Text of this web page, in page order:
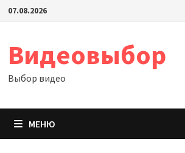
Перейти
07.08.2026
Видеовыбор
Выбор видео
МЕНЮ